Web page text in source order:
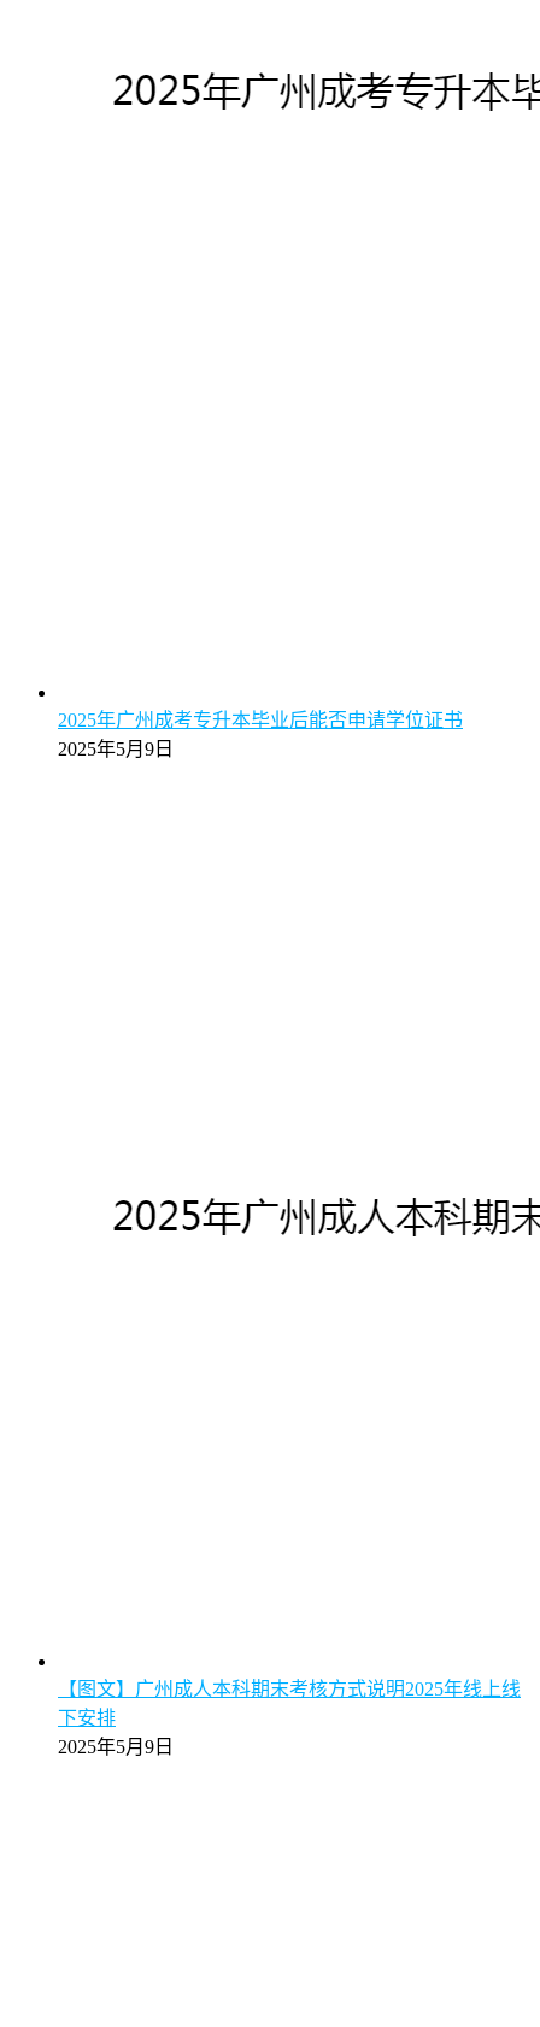
2025年广州成考专升本毕业后能否申请学位证书
2025年5月9日
【图文】广州成人本科期末考核方式说明2025年线上线
下安排
2025年5月9日